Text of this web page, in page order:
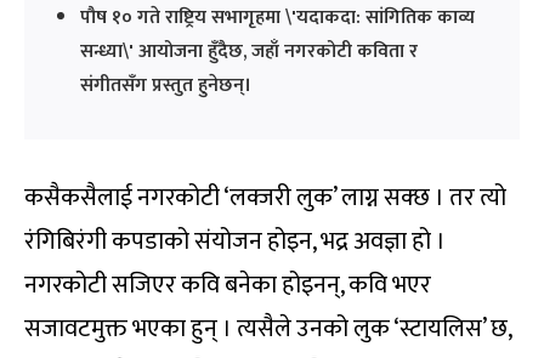
पौष १० गते राष्ट्रिय सभागृहमा \'यदाकदा: सांगितिक काव्य
सन्ध्या\' आयोजना हुँदैछ, जहाँ नगरकोटी कविता र
संगीतसँग प्रस्तुत हुनेछन्।
कसैकसैलाई नगरकोटी ‘लक्जरी लुक’ लाग्न सक्छ । तर त्यो
रंगिबिरंगी कपडाको संयोजन होइन, भद्र अवज्ञा हो ।
नगरकोटी सजिएर कवि बनेका होइनन्, कवि भएर
सजावटमुक्त भएका हुन् । त्यसैले उनको लुक ‘स्टायलिस’ छ,